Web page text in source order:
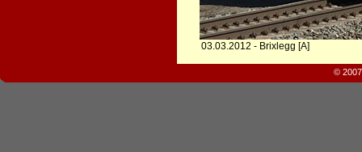
03.03.2012 - Brixlegg [A]
©